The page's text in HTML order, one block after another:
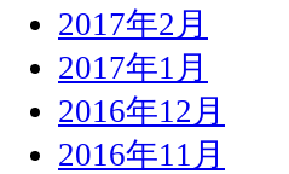
2017年2月
2017年1月
2016年12月
2016年11月